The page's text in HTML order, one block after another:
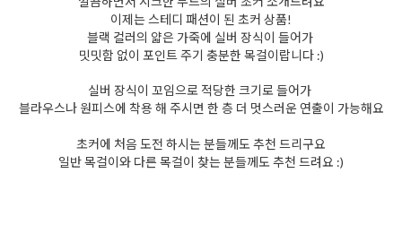
이제는 스테디 패션이 된 초커 상품!
블랙 컬러의 얇은 가죽에 실버 장식이 들어가
밋밋함 없이 포인트 주기 충분한 목걸이랍니다 :)
실버 장식이 꼬임으로 적당한 크기로 들어가
블라우스나 원피스에 착용 해 주시면 한 층 더 멋스러운 연출이 가능해요
초커에 처음 도전 하시는 분들께도 추천 드리구요
일반 목걸이와 다른 목걸이 찾는 분들께도 추천 드려요 :)